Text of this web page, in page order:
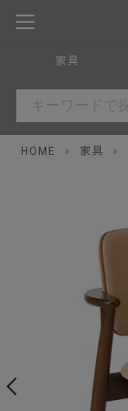
家具
HOME » 家具 »